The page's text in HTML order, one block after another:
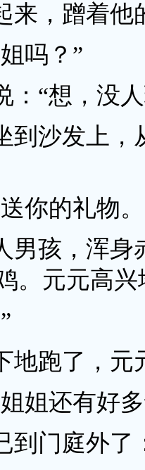
来，蹭着他
吗？”
：“想，没
到沙发上
你的礼物
男孩，浑身
。元元高
地跑了，元
姐还有好
到门庭外了